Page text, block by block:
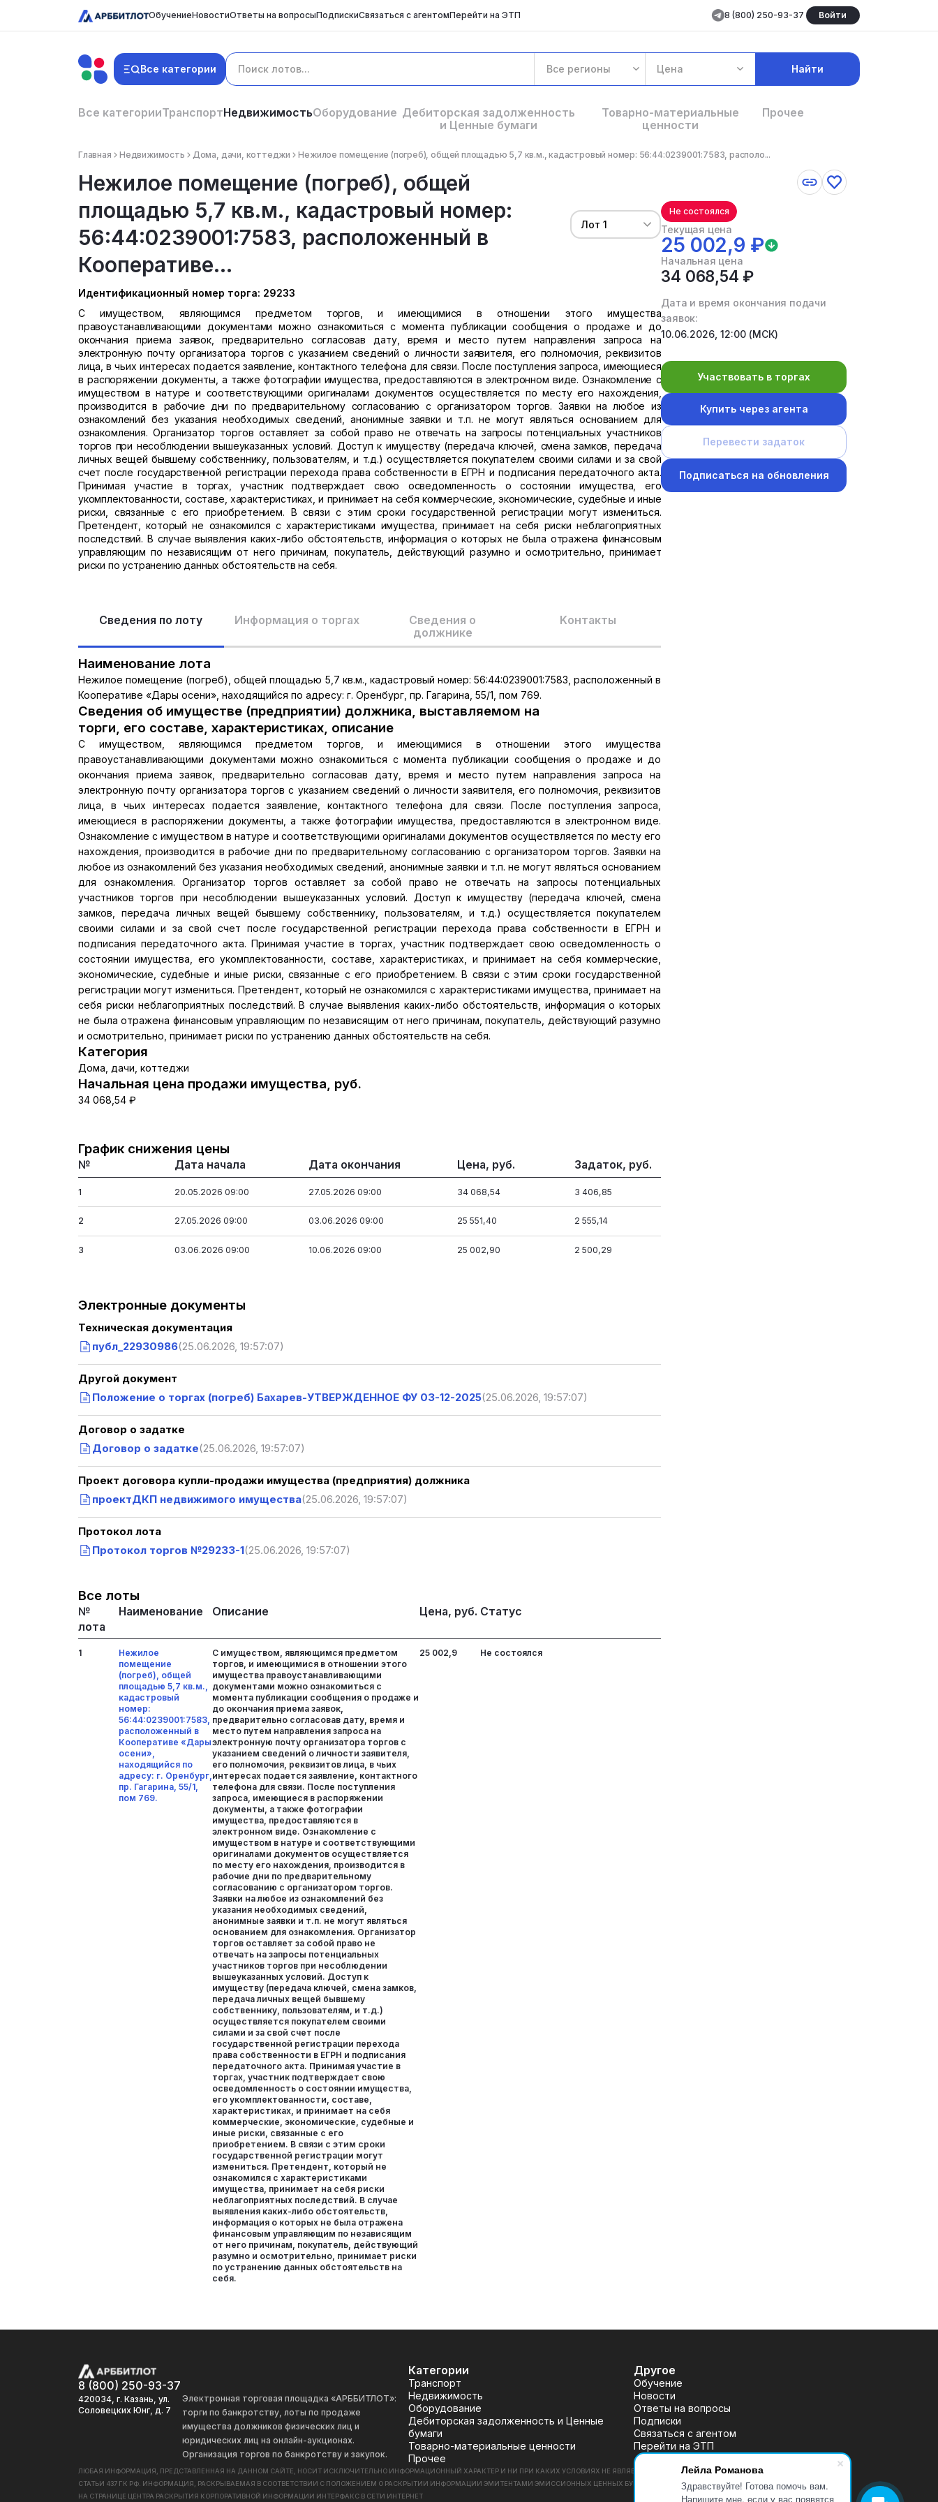
Лейла Романова
Здравствуйте! Готова помочь вам.
Напишите мне, если у вас появятся
ОбучениеНовостиОтветы на вопросыПодпискиСвязаться с агентомПерейти на ЭТП 8 (800) 250-93-37 Войти
Все категории Все регионы Цена Найти
Все категорииТранспортНедвижимостьОборудование Дебиторская задолженность
и Ценные бумаги
Товарно-материальные
ценности
Прочее
Главная Недвижимость Дома, дачи, коттеджи Нежилое помещение (погреб), общей площадью 5,7 кв.м., кадастровый номер: 56:44:0239001:7583, располо...
Нежилое помещение (погреб), общей
площадью 5,7 кв.м., кадастровый номер:
56:44:0239001:7583, расположенный в
Кооперативе...
Лот 1
Идентификационный номер торга: 29233
С имуществом, являющимся предметом торгов, и имеющимися в отношении этого имущества
правоустанавливающими документами можно ознакомиться с момента публикации сообщения о продаже и до
окончания приема заявок, предварительно согласовав дату, время и место путем направления запроса на
электронную почту организатора торгов с указанием сведений о личности заявителя, его полномочия, реквизитов
лица, в чьих интересах подается заявление, контактного телефона для связи. После поступления запроса, имеющиеся
в распоряжении документы, а также фотографии имущества, предоставляются в электронном виде. Ознакомление с
имуществом в натуре и соответствующими оригиналами документов осуществляется по месту его нахождения,
производится в рабочие дни по предварительному согласованию с организатором торгов. Заявки на любое из
ознакомлений без указания необходимых сведений, анонимные заявки и т.п. не могут являться основанием для
ознакомления. Организатор торгов оставляет за собой право не отвечать на запросы потенциальных участников
торгов при несоблюдении вышеуказанных условий. Доступ к имуществу (передача ключей, смена замков, передача
личных вещей бывшему собственнику, пользователям, и т.д.) осуществляется покупателем своими силами и за свой
счет после государственной регистрации перехода права собственности в ЕГРН и подписания передаточного акта.
Принимая участие в торгах, участник подтверждает свою осведомленность о состоянии имущества, его
укомплектованности, составе, характеристиках, и принимает на себя коммерческие, экономические, судебные и иные
риски, связанные с его приобретением. В связи с этим сроки государственной регистрации могут измениться.
Претендент, который не ознакомился с характеристиками имущества, принимает на себя риски неблагоприятных
последствий. В случае выявления каких-либо обстоятельств, информация о которых не была отражена финансовым
управляющим по независящим от него причинам, покупатель, действующий разумно и осмотрительно, принимает
риски по устранению данных обстоятельств на себя.
Сведения по лоту Информация о торгах
Сведения о
должнике
Kонтакты
Наименование лота
Нежилое помещение (погреб), общей площадью 5,7 кв.м., кадастровый номер: 56:44:0239001:7583, расположенный в
Кооперативе «Дары осени», находящийся по адресу: г. Оренбург, пр. Гагарина, 55/1, пом 769.
Сведения об имуществе (предприятии) должника, выставляемом на
торги, его составе, характеристиках, описание
С имуществом, являющимся предметом торгов, и имеющимися в отношении этого имущества
правоустанавливающими документами можно ознакомиться с момента публикации сообщения о продаже и до
окончания приема заявок, предварительно согласовав дату, время и место путем направления запроса на
электронную почту организатора торгов с указанием сведений о личности заявителя, его полномочия, реквизитов
лица, в чьих интересах подается заявление, контактного телефона для связи. После поступления запроса,
имеющиеся в распоряжении документы, а также фотографии имущества, предоставляются в электронном виде.
Ознакомление с имуществом в натуре и соответствующими оригиналами документов осуществляется по месту его
нахождения, производится в рабочие дни по предварительному согласованию с организатором торгов. Заявки на
любое из ознакомлений без указания необходимых сведений, анонимные заявки и т.п. не могут являться основанием
для ознакомления. Организатор торгов оставляет за собой право не отвечать на запросы потенциальных
участников торгов при несоблюдении вышеуказанных условий. Доступ к имуществу (передача ключей, смена
замков, передача личных вещей бывшему собственнику, пользователям, и т.д.) осуществляется покупателем
своими силами и за свой счет после государственной регистрации перехода права собственности в ЕГРН и
подписания передаточного акта. Принимая участие в торгах, участник подтверждает свою осведомленность о
состоянии имущества, его укомплектованности, составе, характеристиках, и принимает на себя коммерческие,
экономические, судебные и иные риски, связанные с его приобретением. В связи с этим сроки государственной
регистрации могут измениться. Претендент, который не ознакомился с характеристиками имущества, принимает на
себя риски неблагоприятных последствий. В случае выявления каких-либо обстоятельств, информация о которых
не была отражена финансовым управляющим по независящим от него причинам, покупатель, действующий разумно
и осмотрительно, принимает риски по устранению данных обстоятельств на себя.
Категория
Дома, дачи, коттеджи
Начальная цена продажи имущества, руб.
34 068,54 ₽
График снижения цены
№ Дата начала Дата окончания Цена, руб. Задаток, руб.
1 20.05.2026 09:00 27.05.2026 09:00 34 068,54 3 406,85
2 27.05.2026 09:00 03.06.2026 09:00 25 551,40 2 555,14
3 03.06.2026 09:00 10.06.2026 09:00 25 002,90 2 500,29
Электронные документы
Техническая документация
публ_22930986(25.06.2026, 19:57:07)
Другой документ
Положение о торгах (погреб) Бахарев-УТВЕРЖДЕННОЕ ФУ 03-12-2025(25.06.2026, 19:57:07)
Договор о задатке
Договор о задатке(25.06.2026, 19:57:07)
Проект договора купли-продажи имущества (предприятия) должника
проектДКП недвижимого имущества(25.06.2026, 19:57:07)
Протокол лота
Протокол торгов №29233-1(25.06.2026, 19:57:07)
Все лоты
№
лота
Наименование Описание Цена, руб. Статус
1
Нежилое
помещение
(погреб), общей
площадью 5,7 кв.м.,
кадастровый
номер:
56:44:0239001:7583,
расположенный в
Кооперативе «Дары
осени»,
находящийся по
адресу: г. Оренбург,
пр. Гагарина, 55/1,
пом 769.
С имуществом, являющимся предметом
торгов, и имеющимися в отношении этого
имущества правоустанавливающими
документами можно ознакомиться с
момента публикации сообщения о продаже и
до окончания приема заявок,
предварительно согласовав дату, время и
место путем направления запроса на
электронную почту организатора торгов с
указанием сведений о личности заявителя,
его полномочия, реквизитов лица, в чьих
интересах подается заявление, контактного
телефона для связи. После поступления
запроса, имеющиеся в распоряжении
документы, а также фотографии
имущества, предоставляются в
электронном виде. Ознакомление с
имуществом в натуре и соответствующими
оригиналами документов осуществляется
по месту его нахождения, производится в
рабочие дни по предварительному
согласованию с организатором торгов.
Заявки на любое из ознакомлений без
указания необходимых сведений,
анонимные заявки и т.п. не могут являться
основанием для ознакомления. Организатор
торгов оставляет за собой право не
отвечать на запросы потенциальных
участников торгов при несоблюдении
вышеуказанных условий. Доступ к
имуществу (передача ключей, смена замков,
передача личных вещей бывшему
собственнику, пользователям, и т.д.)
осуществляется покупателем своими
силами и за свой счет после
государственной регистрации перехода
права собственности в ЕГРН и подписания
передаточного акта. Принимая участие в
торгах, участник подтверждает свою
осведомленность о состоянии имущества,
его укомплектованности, составе,
характеристиках, и принимает на себя
коммерческие, экономические, судебные и
иные риски, связанные с его
приобретением. В связи с этим сроки
государственной регистрации могут
измениться. Претендент, который не
ознакомился с характеристиками
имущества, принимает на себя риски
неблагоприятных последствий. В случае
выявления каких-либо обстоятельств,
информация о которых не была отражена
финансовым управляющим по независящим
от него причинам, покупатель, действующий
разумно и осмотрительно, принимает риски
по устранению данных обстоятельств на
себя.
25 002,9 Не состоялся
Не состоялся
Текущая цена
25 002,9 ₽
Начальная цена
34 068,54 ₽
Дата и время окончания подачи
заявок:
10.06.2026, 12:00 (МСК)
Участвовать в торгах
Купить через агента
Перевести задаток
Подписаться на обновления
8 (800) 250-93-37
420034, г. Казань, ул.
Соловецких Юнг, д. 7
Электронная торговая площадка «АРББИТЛОТ»:
торги по банкротству, лоты по продаже
имущества должников физических лиц и
юридических лиц на онлайн-аукционах.
Организация торгов по банкротству и закупок.
Категории
Транспорт
Недвижимость
Оборудование
Дебиторская задолженность и Ценные
бумаги
Товарно-материальные ценности
Прочее
Другое
Обучение
Новости
Ответы на вопросы
Подписки
Связаться с агентом
Перейти на ЭТП
ЛЮБАЯ ИНФОРМАЦИЯ, ПРЕДСТАВЛЕННАЯ НА ДАННОМ САЙТЕ, НОСИТ ИСКЛЮЧИТЕЛЬНО ИНФОРМАЦИОННЫЙ ХАРАКТЕР И НИ ПРИ КАКИХ УСЛОВИЯХ НЕ ЯВЛЯЕТСЯ ПУБЛИЧНОЙ ОФЕРТОЙ, ОПРЕДЕЛЯЕМОЙ ПОЛОЖЕНИЯМИ
СТАТЬИ 437 ГК РФ. ИНФОРМАЦИЯ, РАСКРЫВАЕМАЯ В СООТВЕТСТВИИ С ПОЛОЖЕНИЕМ О РАСКРЫТИИ ИНФОРМАЦИИ ЭМИТЕНТАМИ ЭМИССИОННЫХ ЦЕННЫХ БУМАГ (УТВ. БАНКОМ РОССИИ 30.12.2014 N 454-П), РАЗМЕЩЕНА
НА СТРАНИЦЕ ЦЕНТРА РАСКРЫТИЯ КОРПОРАТИВНОЙ ИНФОРМАЦИИ ИНТЕРФАКС В СЕТИ ИНТЕРНЕТ